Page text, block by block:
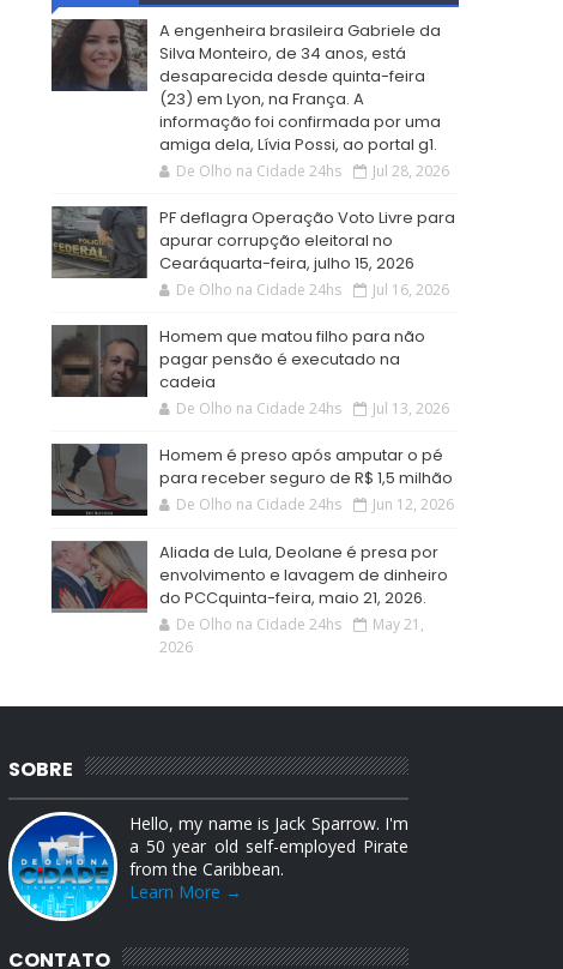
A engenheira brasileira Gabriele da
Silva Monteiro, de 34 anos, está
desaparecida desde quinta-feira
(23) em Lyon, na França. A
informação foi confirmada por uma
amiga dela, Lívia Possi, ao portal g1.
De Olho na Cidade 24hs Jul 28, 2026
PF deflagra Operação Voto Livre para
apurar corrupção eleitoral no
Cearáquarta-feira, julho 15, 2026
De Olho na Cidade 24hs Jul 16, 2026
Homem que matou filho para não
pagar pensão é executado na
cadeia
De Olho na Cidade 24hs Jul 13, 2026
Homem é preso após amputar o pé
para receber seguro de R$ 1,5 milhão
De Olho na Cidade 24hs Jun 12, 2026
Aliada de Lula, Deolane é presa por
envolvimento e lavagem de dinheiro
do PCCquinta-feira, maio 21, 2026.
De Olho na Cidade 24hs
May 21,
2026
SOBRE
Hello, my name is Jack Sparrow. I'm
a 50 year old self-employed Pirate
from the Caribbean.
Learn More →
CONTATO